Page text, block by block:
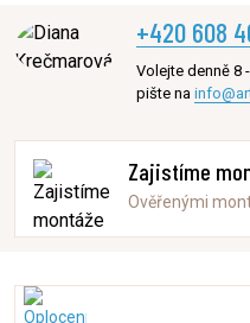
+420 608
Volejte denně 8
pište na
Zajistíme
Ověřenými